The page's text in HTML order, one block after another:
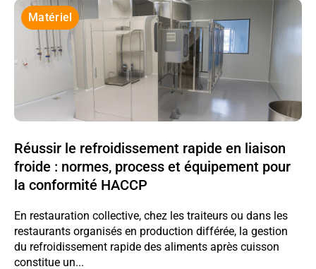
Matériel
Réussir le refroidissement rapide en liaison
froide : normes, process et équipement pour
la conformité HACCP
En restauration collective, chez les traiteurs ou dans les
restaurants organisés en production différée, la gestion
du refroidissement rapide des aliments après cuisson
constitue un...